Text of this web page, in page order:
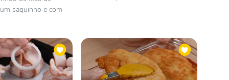
saquinho e com